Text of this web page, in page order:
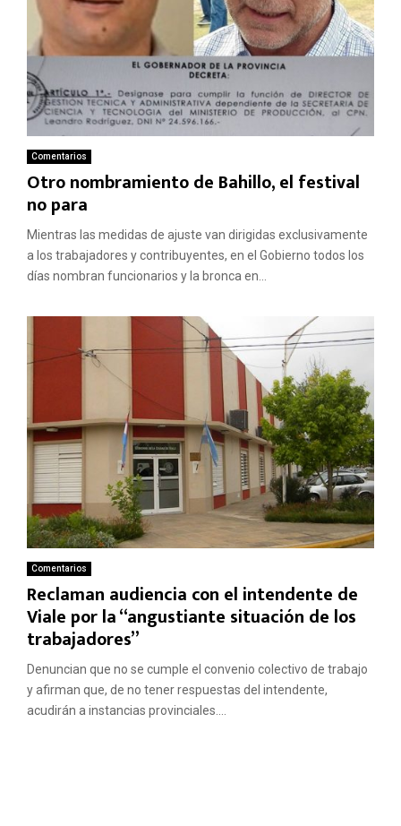
Comentarios
Otro nombramiento de Bahillo, el festival
no para
Mientras las medidas de ajuste van dirigidas exclusivamente
a los trabajadores y contribuyentes, en el Gobierno todos los
días nombran funcionarios y la bronca en...
Comentarios
Reclaman audiencia con el intendente de
Viale por la “angustiante situación de los
trabajadores”
Denuncian que no se cumple el convenio colectivo de trabajo
y afirman que, de no tener respuestas del intendente,
acudirán a instancias provinciales....